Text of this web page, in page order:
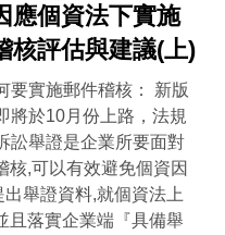
應個資法下實施
核評估與建議(上)
要實施郵件稽核： 新版
將於10月份上路，法規
訟舉證是企業所要面對
核,可以有效避免個資因
舉證資料,就個資法上
且落實企業端『具備舉